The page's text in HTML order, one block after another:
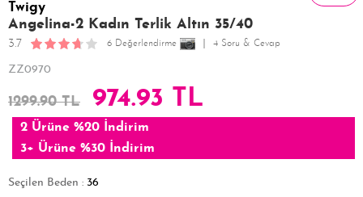
255 kişi
Twigy
Angelina-2 Kadın Terlik Altın 35/40
3.7 6 Değerlendirme 4 Soru & Cevap
ZZ0970
1299.90 TL 974.93 TL
2 Ürüne %20 İndirim
3+ Ürüne %30 İndirim
Seçilen Beden : 36